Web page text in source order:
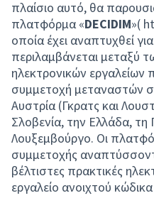
πλαίσιο αυτό, θα
πλατφόρμα «DECIDIM»(
οποία έχει αναπτυχθεί
περιλαμβάνεται μεταξύ
ηλεκτρονικών
συμμετοχή μεταναστών
Αυστρία (Γκρατς και
Σλοβενία, την Ελλάδα, τη
Λουξεμβούργο. Οι
συμμετοχής
βέλτιστες πρακτικές
εργαλείο ανοιχτού